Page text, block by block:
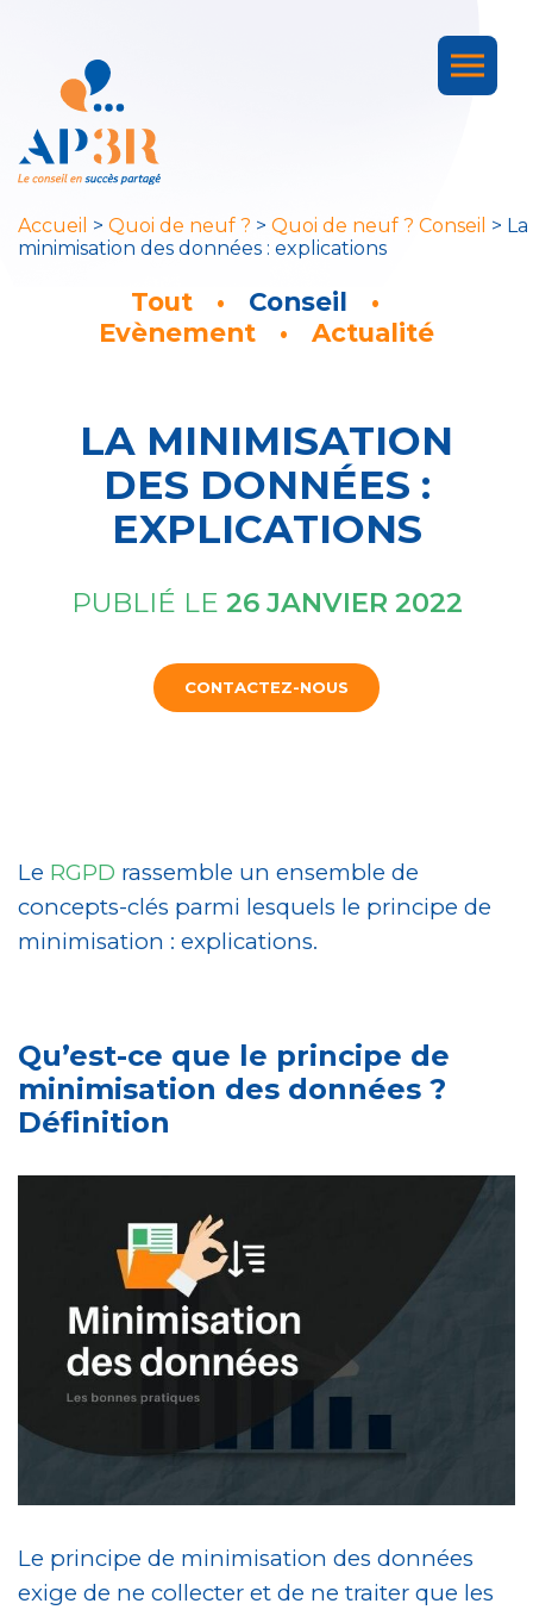
Accueil > Quoi de neuf ? > Quoi de neuf ? Conseil > La
minimisation des données : explications
Tout
Conseil
Evènement
Actualité
LA MINIMISATION
DES DONNÉES :
EXPLICATIONS
PUBLIÉ LE 26 JANVIER 2022
CONTACTEZ-NOUS
Le RGPD rassemble un ensemble de
concepts-clés parmi lesquels le principe de
minimisation : explications.
Qu’est-ce que le principe de
minimisation des données ?
Définition
Le principe de minimisation des données
exige de ne collecter et de ne traiter que les